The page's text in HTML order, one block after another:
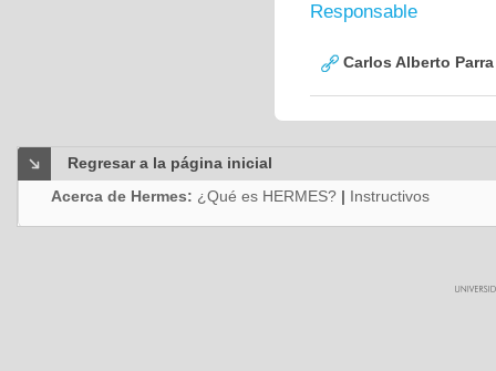
Responsable
Carlos Alberto
Regresar a la página inicial
Acerca de Hermes: ¿Qué es HERMES? | Instructivos